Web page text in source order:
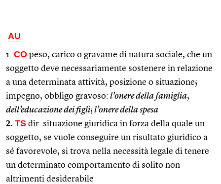
AU
1. CO peso, carico o gravame di natura sociale, che un
soggetto deve necessariamente sostenere in relazione
a una determinata attività, posizione o situazione;
impegno, obbligo gravoso: l’onere della famiglia,
dell’educazione dei figli; l’onere della spesa
2. TS dir. situazione giuridica in forza della quale un
soggetto, se vuole conseguire un risultato giuridico a
sé favorevole, si trova nella necessità legale di tenere
un determinato comportamento di solito non
altrimenti desiderabile